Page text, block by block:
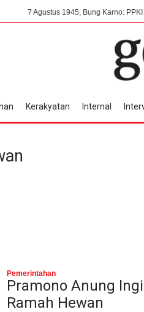
1945, Bung Karno: PPKI Milik
Kerakyatan Internal
Pemerintahan
Pramono Anung
Ramah Hewan